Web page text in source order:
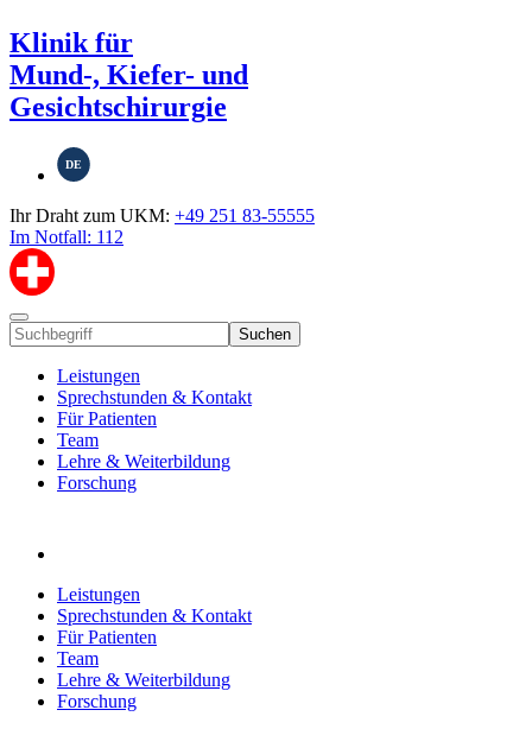
Klinik für
Mund-, Kiefer- und
Gesichtschirurgie
DE
Ihr Draht zum UKM: +49 251 83-55555
Im Notfall: 112
Suchen
Leistungen
Sprechstunden & Kontakt
Für Patienten
Team
Lehre & Weiterbildung
Forschung
Leistungen
Sprechstunden & Kontakt
Für Patienten
Team
Lehre & Weiterbildung
Forschung